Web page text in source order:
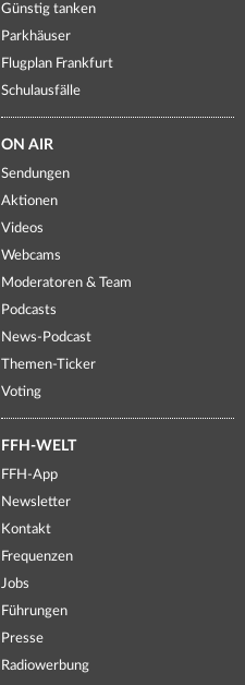
Günstig tanken
Parkhäuser
Flugplan Frankfurt
Schulausfälle
ON AIR
Sendungen
Aktionen
Videos
Webcams
Moderatoren & Team
Podcasts
News-Podcast
Themen-Ticker
Voting
FFH-WELT
FFH-App
Newsletter
Kontakt
Frequenzen
Jobs
Führungen
Presse
Radiowerbung